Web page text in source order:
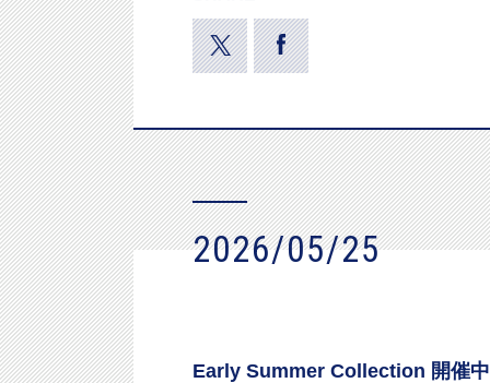
2026/05/25
Early Summer Collection 開催